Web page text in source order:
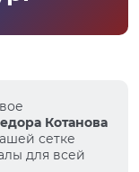
Котанова
сетке
для всей